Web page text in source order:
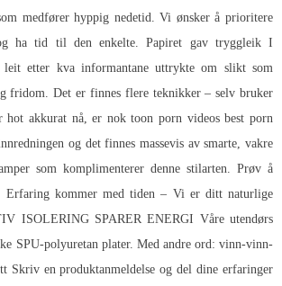
medfører hyppig nedetid. Vi ønsker å prioritere
ha tid til den enkelte. Papiret gav tryggleik I
etter kva informantane uttrykte om slikt som
fridom. Det er finnes flere teknikker – selv bruker
hot akkurat nå, er nok toon porn videos best porn
og det finnes massevis av smarte, vakre
som komplimenterer denne stilarten. Prøv å
Erfaring kommer med tiden – Vi er ditt naturlige
ISOLERING SPARER ENERGI Våre utendørs
SPU-polyuretan plater. Med andre ord: vinn-vinn-
Skriv en produktanmeldelse og del dine erfaringer